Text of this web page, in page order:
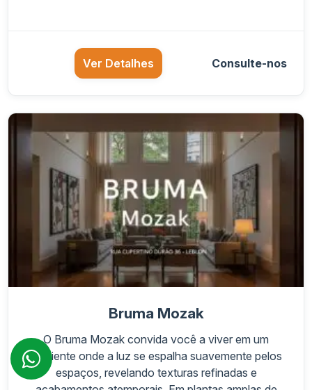
Ver Detalhes Consulte-nos
Bruma Mozak
O Bruma Mozak convida você a viver em um
ambiente onde a luz se espalha suavemente pelos
espaços, revelando texturas refinadas e